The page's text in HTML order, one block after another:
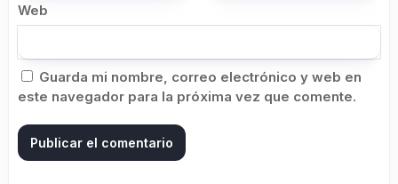
Web
Guarda mi nombre, correo electrónico y web en
este navegador para la próxima vez que comente.